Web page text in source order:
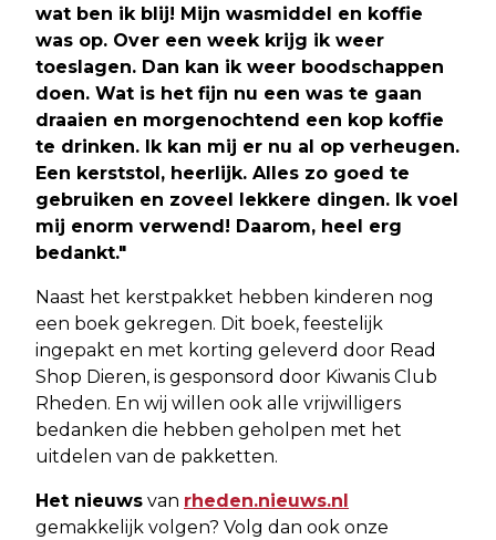
wat ben ik blij! Mijn wasmiddel en koffie
was op. Over een week krijg ik weer
toeslagen. Dan kan ik weer boodschappen
doen. Wat is het fijn nu een was te gaan
draaien en morgenochtend een kop koffie
te drinken. Ik kan mij er nu al op verheugen.
Een kerststol, heerlijk. Alles zo goed te
gebruiken en zoveel lekkere dingen. Ik voel
mij enorm verwend! Daarom, heel erg
bedankt."
Naast het kerstpakket hebben kinderen nog
een boek gekregen. Dit boek, feestelijk
ingepakt en met korting geleverd door Read
Shop Dieren, is gesponsord door Kiwanis Club
Rheden. En wij willen ook alle vrijwilligers
bedanken die hebben geholpen met het
uitdelen van de pakketten.
Het nieuws van rheden.nieuws.nl
gemakkelijk volgen? Volg dan ook onze